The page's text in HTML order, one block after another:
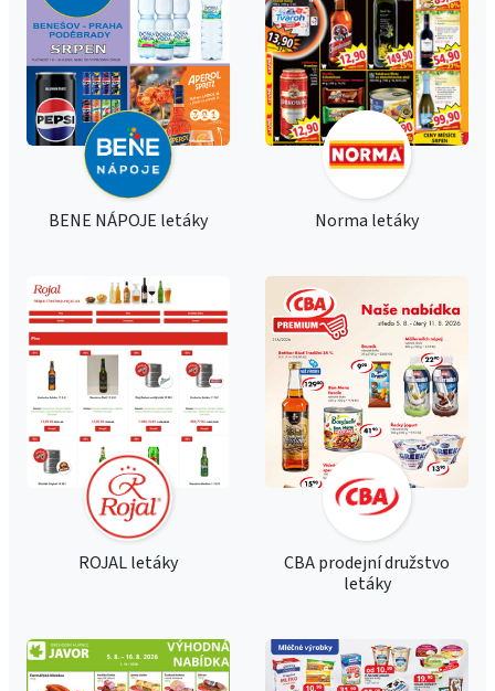
BENE NÁPOJE letáky Norma letáky
ROJAL letáky
CBA prodejní družstvo
letáky